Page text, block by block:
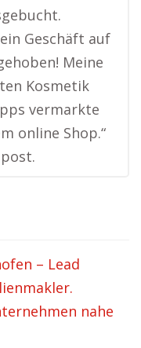
Geschäft auf
Meine
Kosmetik
vermarkte
online Shop.“
– Lead
nahe